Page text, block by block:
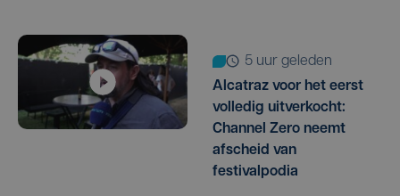
5 uur geleden
Alcatraz voor het eerst
volledig uitverkocht:
Channel Zero neemt
afscheid van
festivalpodia